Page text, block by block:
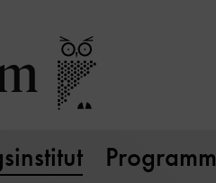
Programm